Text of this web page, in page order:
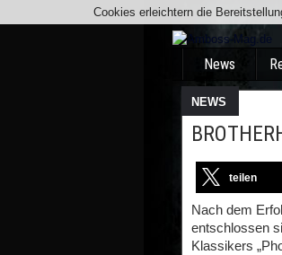
News
NEWS
teilen
Nach dem
entschlossen
Klassikers
Cookies erleichtern die